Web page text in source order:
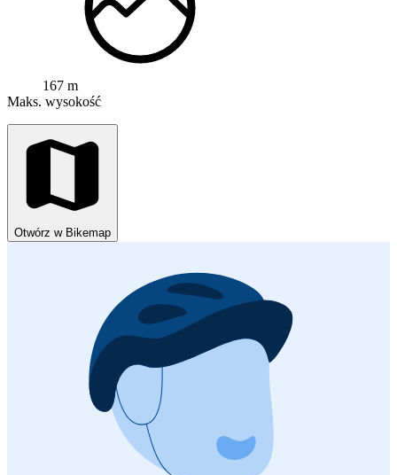
167 m
Maks. wysokość
Otwórz w Bikemap